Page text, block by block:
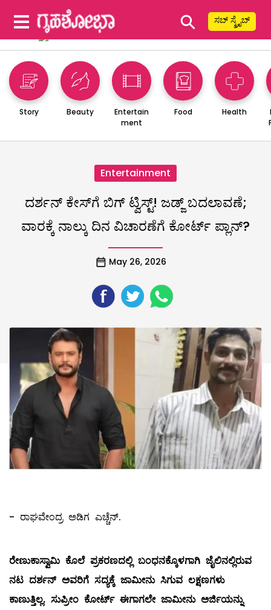
⚲ ಸಬ್ ಸ್ಕ್ರೈಬ್
Story Beauty
Entertain
ment
Food Health
Entertainment
ದರ್ಶನ್ ಕೇಸ್‌ಗೆ ಬಿಗ್ ಟ್ವಿಸ್ಟ್! ಜಡ್ಜ್ ಬದಲಾವಣೆ;
ವಾರಕ್ಕೆ ನಾಲ್ಕು ದಿನ ವಿಚಾರಣೆಗೆ ಕೋರ್ಟ್ ಪ್ಲಾನ್?
May 26, 2026
- ರಾಘವೇಂದ್ರ ಅಡಿಗ ಎಚ್ಚೆನ್.
ರೇಣುಕಾಸ್ವಾಮಿ ಕೊಲೆ ಪ್ರಕರಣದಲ್ಲಿ ಬಂಧನಕ್ಕೊಳಗಾಗಿ ಜೈಲಿನಲ್ಲಿರುವ
ನಟ ದರ್ಶನ್ ಅವರಿಗೆ ಸದ್ಯಕ್ಕೆ ಜಾಮೀನು ಸಿಗುವ ಲಕ್ಷಣಗಳು
ಕಾಣುತ್ತಿಲ್ಲ. ಸುಪ್ರೀಂ ಕೋರ್ಟ್ ಈಗಾಗಲೇ ಜಾಮೀನು ಅರ್ಜಿಯನ್ನು